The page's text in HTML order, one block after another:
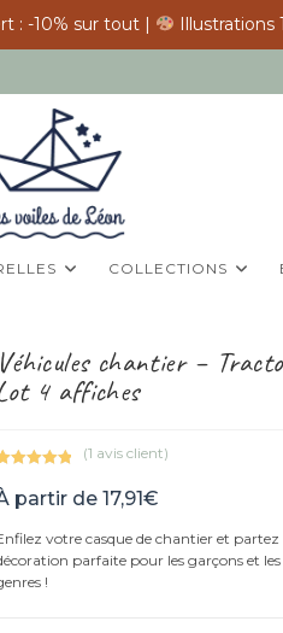
: -10% sur tout |
Illustrations
COLLECTIONS
Véhicules chantier –
4 affiches
5
(1 avis client)
partir de 17,91€
votre casque de chantier et
parfaite pour les garçons et
!